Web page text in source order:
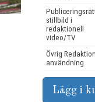
stillbild i
redaktionell
video/TV
Övrig
användning